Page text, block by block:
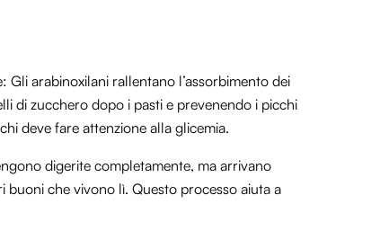
arabinoxilani rallentano l’assorbimento dei
di zucchero dopo i pasti e prevenendo i picchi
deve fare attenzione alla glicemia.
digerite completamente, ma arrivano
buoni che vivono lì. Questo processo aiuta a